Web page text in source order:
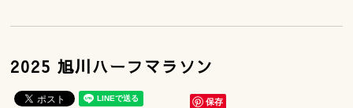
2025 旭川ハーフマラソン
保存